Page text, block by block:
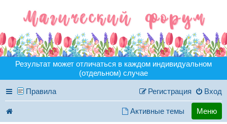
Результат может отличаться в каждом индивидуальном
(отдельном) случае
Правила Вход
Регистрация
Активные темы Меню